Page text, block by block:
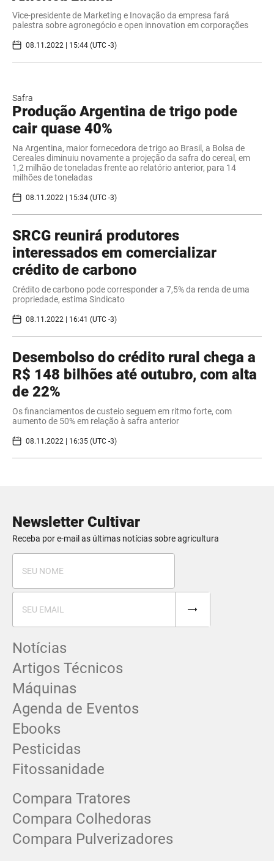
Vice-presidente de Marketing e Inovação da empresa fará
palestra sobre agronegócio e open innovation em corporações
08.11.2022 | 15:44 (UTC -3)
Safra
Produção Argentina de trigo pode
cair quase 40%
Na Argentina, maior fornecedora de trigo ao Brasil, a Bolsa de
Cereales diminuiu novamente a projeção da safra do cereal, em
1,2 milhão de toneladas frente ao relatório anterior, para 14
milhões de toneladas
08.11.2022 | 15:34 (UTC -3)
SRCG reunirá produtores
interessados em comercializar
crédito de carbono
Crédito de carbono pode corresponder a 7,5% da renda de uma
propriedade, estima Sindicato
08.11.2022 | 16:41 (UTC -3)
Desembolso do crédito rural chega a
R$ 148 bilhões até outubro, com alta
de 22%
Os financiamentos de custeio seguem em ritmo forte, com
aumento de 50% em relação à safra anterior
08.11.2022 | 16:35 (UTC -3)
Newsletter Cultivar
Receba por e-mail as últimas notícias sobre agricultura
Notícias
Artigos Técnicos
Máquinas
Agenda de Eventos
Ebooks
Pesticidas
Fitossanidade
Compara Tratores
Compara Colhedoras
Compara Pulverizadores